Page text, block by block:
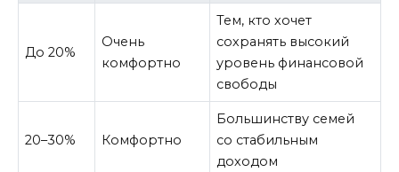
До 20%
Очень
комфортно
Тем, кто хочет
сохранять высокий
уровень финансовой
свободы
20–30% Комфортно
Большинству семей
со стабильным
доходом